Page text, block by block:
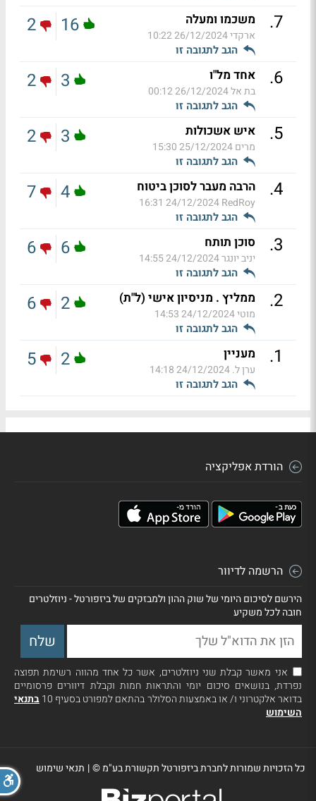
7
. משכמו ומעלה
ארקדי26/12/2024 10:22
הגב לתגובה זו
16
2
6
. אחד מל"ו
בת אל26/12/2024 00:12
הגב לתגובה זו
3
2
5
. איש אשכולות
מרים25/12/2024 15:30
הגב לתגובה זו
3
2
4
. הרבה מעבר לסוכן ביטוח
RedRoy
24/12/2024 16:31
הגב לתגובה זו
4
7
3
. סוכן תותח
יניב יונגר24/12/2024 14:55
הגב לתגובה זו
6
6
2
. ממליץ . מניסיון אישי (ל"ת)
מוטי24/12/2024 14:53
הגב לתגובה זו
2
6
1
. מעניין
ערן ל.24/12/2024 14:18
הגב לתגובה זו
2
5
הורדת אפליקציה
הרשמה לדיוור
הירשם לסיכום היומי של שוק ההון ולמבזקים של ביזפורטל - ניוזלטרים
חובה לכל משקיע
אני מאשר קבלת שני ניוזלטרים, אשר כל אחד מהווה רשימת תפוצה
נפרדת, בנושאים סיכום יומי והתראות חמות וקבלת דיוורים פרסומיים
בדואר אלקטרוני ו/ או באמצעות הסלולר בהתאם למפורט בסעיף 10
בתנאי
השימוש
כל הזכויות שמורות לחברת ביזפורטל תקשורת בע"מ ©| תנאי שימוש